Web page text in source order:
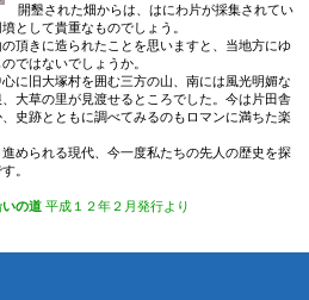
開墾された畑からは、はにわ片が採集されてい
として貴重なものでしょう。
頂きに造られたことを思いますと、当地方にゆ
ではないでしょうか。
に旧大塚村を囲む三方の山、南には風光明媚な
大草の里が見渡せるところでした。今は片田舎
史跡とともに調べてみるのもロマンに満ちた楽
められる現代、今一度私たちの先人の歴史を探
。
の道 平成１２年２月発行より